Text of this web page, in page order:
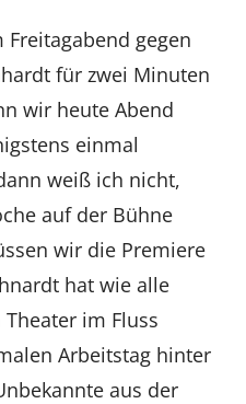
gegen
für zwei Minuten
wir heute Abend
einmal
weiß ich nicht,
auf der Bühne
wir die Premiere
hat wie alle
im Fluss
Arbeitstag hinter
aus der